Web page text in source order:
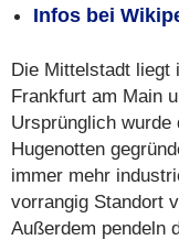
Infos bei
Die Mittelstadt liegt
Frankfurt am Main
Ursprünglich
Hugenotten
immer mehr
vorrangig Standort
Außerdem pendeln